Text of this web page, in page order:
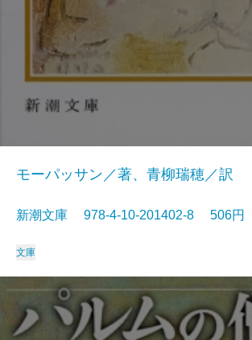
モーパッサン／著、青柳瑞穂／訳
新潮文庫 978-4-10-201402-8 506円
文庫